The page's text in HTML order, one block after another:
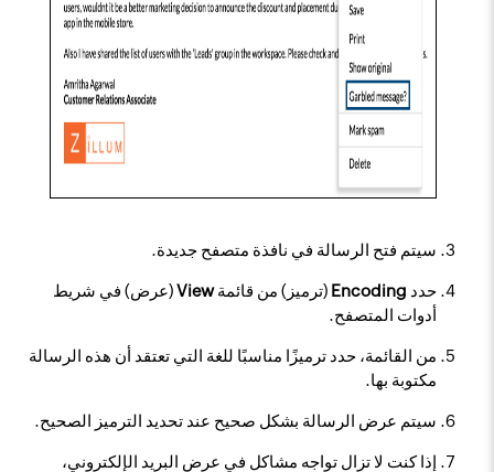
سيتم فتح الرسالة في نافذة متصفح جديدة.
حدد Encoding (ترميز) من قائمةView(عرض) في شريط
أدوات المتصفح.
من القائمة، حدد ترميزًا مناسبًا للغة التي تعتقد أن هذه الرسالة
مكتوبة بها.
سيتم عرض الرسالة بشكل صحيح عند تحديد الترميز الصحيح.
إذا كنت لا تزال تواجه مشاكل في عرض البريد الإلكتروني،